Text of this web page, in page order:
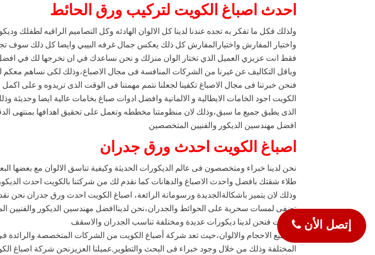
احدث اصباغ الكويت لتركيب ورق الحائط
ولذلك فكل ما تفكر به تجده عندنا لدينا كل الالوان الهادئه وكل التصاميم الراقيه لطفلك
واختيار المفارش واختيارالمفارش كل ذلك يعكس جمال غرفه البيبي وايضا كل ذلك سوف
فقط انت عزيزي العميل الذي تختار الوان منزلك و نحن نساعدك في ان نخرجها لك في
وباقل التكاليف عن غيرنا من الشركات المنافسة فى مجال الاصباغ،وذلك لكى نساهم
فنحن خبرتنا فى مجال الاصباغ تكفينا لجعلنا نتمم مهمتنا فى الوقت الذى تريدوه و على
الكويت اجود الخامات الايطالية و الالمانية وافضل ادوات صباغ بخامات عالية ايضا وحديثة
الذى يطبق جميع ما سبق،وذلك لان منظومتنا مخططه وتعمل على تحقيق اهدافها بمنتهى
افضل مهندسين الديكور والفنيين المتخصصين
اصباغ الكويت احدث ورق جدران
نحن لدينا خبراء ومتخصصون فى عالم الديكورات الحديثة وكيفية تناسق الالوان مع بعضها
طلاء شقتك بافضل واحدث الاصباغ والدهانات كما نقدم لك من شركتنا بالكويت احدث
وذلك لان يتميز باشكالةالجديدة ورسوماتة الرائعة، اصباغ الكويت احدث ورق جدران نحن
تضفى لمسات سحرية على الحوائط والجدران،نحن لديناافضل مهندسين الديكور والفنيين
الكويت فنحن لدينا ديكورات عديدة ومختلفة تناسب الجدران والاسقف
وبجميع الاحجام والالوان،حيث تعد شركة أصباغ الكويت من الشركات المتخصصة والرائدة
المختلفة وذلك من خلال وجود خبراء فى البحث والتطوير,عميلنا العزيزنحن شركة اصباغ
إتصل الأن